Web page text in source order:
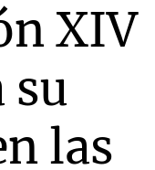
XIV
su
las